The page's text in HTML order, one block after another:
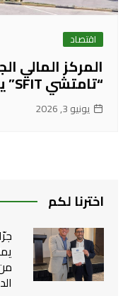
اقتصاد
المركز المالي
“تامتشي SFIT” يفتتح أول مركز أعمال له
يونيو 3, 2026
اخترنا لكم